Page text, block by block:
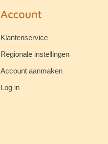
Account
Klantenservice
Regionale instellingen
Account aanmaken
Log in